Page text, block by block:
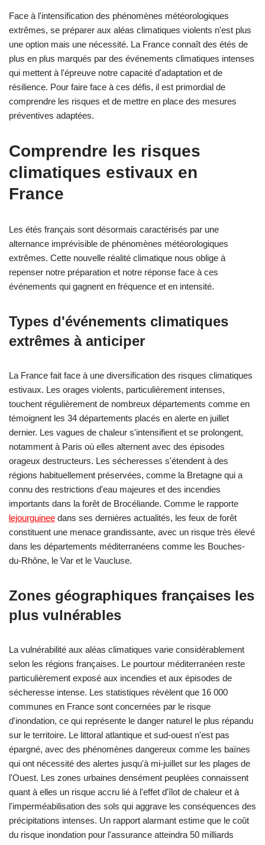
Face à l'intensification des phénomènes météorologiques
extrêmes, se préparer aux aléas climatiques violents n'est plus
une option mais une nécessité. La France connaît des étés de
plus en plus marqués par des événements climatiques intenses
qui mettent à l'épreuve notre capacité d'adaptation et de
résilience. Pour faire face à ces défis, il est primordial de
comprendre les risques et de mettre en place des mesures
préventives adaptées.
Comprendre les risques
climatiques estivaux en
France
Les étés français sont désormais caractérisés par une
alternance imprévisible de phénomènes météorologiques
extrêmes. Cette nouvelle réalité climatique nous oblige à
repenser notre préparation et notre réponse face à ces
événements qui gagnent en fréquence et en intensité.
Types d'événements climatiques
extrêmes à anticiper
La France fait face à une diversification des risques climatiques
estivaux. Les orages violents, particulièrement intenses,
touchent régulièrement de nombreux départements comme en
témoignent les 34 départements placés en alerte en juillet
dernier. Les vagues de chaleur s'intensifient et se prolongent,
notamment à Paris où elles alternent avec des épisodes
orageux destructeurs. Les sécheresses s'étendent à des
régions habituellement préservées, comme la Bretagne qui a
connu des restrictions d'eau majeures et des incendies
importants dans la forêt de Brocéliande. Comme le rapporte
lejourguinee dans ses dernières actualités, les feux de forêt
constituent une menace grandissante, avec un risque très élevé
dans les départements méditerranéens comme les Bouches-
du-Rhône, le Var et le Vaucluse.
Zones géographiques françaises les
plus vulnérables
La vulnérabilité aux aléas climatiques varie considérablement
selon les régions françaises. Le pourtour méditerranéen reste
particulièrement exposé aux incendies et aux épisodes de
sécheresse intense. Les statistiques révèlent que 16 000
communes en France sont concernées par le risque
d'inondation, ce qui représente le danger naturel le plus répandu
sur le territoire. Le littoral atlantique et sud-ouest n'est pas
épargné, avec des phénomènes dangereux comme les baïnes
qui ont nécessité des alertes jusqu'à mi-juillet sur les plages de
l'Ouest. Les zones urbaines densément peuplées connaissent
quant à elles un risque accru lié à l'effet d'îlot de chaleur et à
l'imperméabilisation des sols qui aggrave les conséquences des
précipitations intenses. Un rapport alarmant estime que le coût
du risque inondation pour l'assurance atteindra 50 milliards